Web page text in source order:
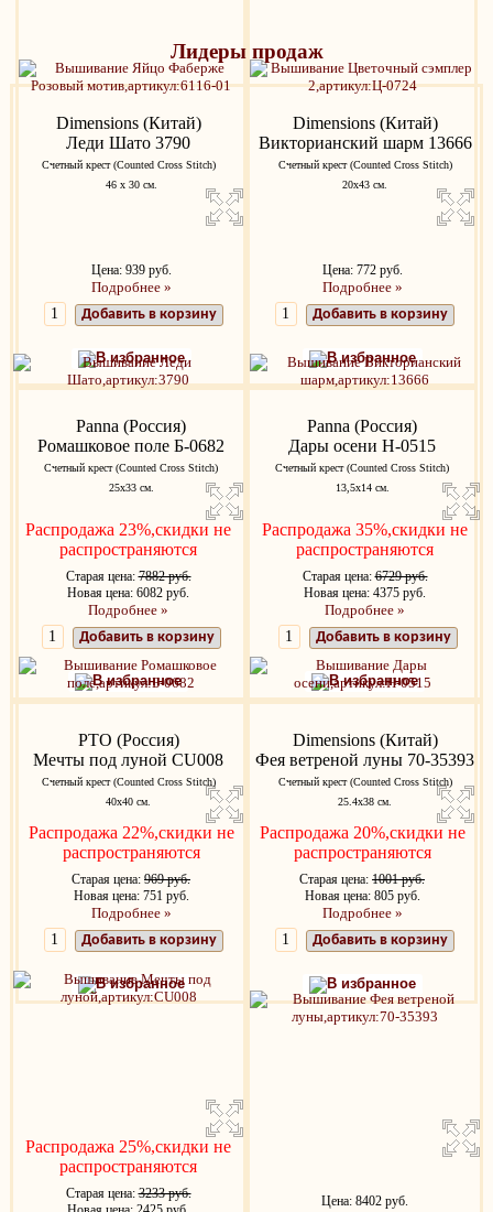
Цена: 939 руб.
Подробнее »
Добавить в корзину
В избранное
Цена: 772 руб.
Подробнее »
Добавить в корзину
В избранное
Panna (Россия)
Ромашковое поле Б-0682
Счетный крест (Counted Cross Stitch)
25х33 см.
Распродажа 22%,скидки не
распространяются
Старая цена: 969 руб.
Новая цена: 751 руб.
Подробнее »
Добавить в корзину
В избранное
Panna (Россия)
Дары осени Н-0515
Счетный крест (Counted Cross Stitch)
13,5х14 см.
Распродажа 20%,скидки не
распространяются
Старая цена: 1001 руб.
Новая цена: 805 руб.
Подробнее »
Добавить в корзину
В избранное
Лидеры продаж
Dimensions (Китай)
Леди Шато 3790
Счетный крест (Counted Cross Stitch)
46 х 30 см.
Распродажа 23%,скидки не
распространяются
Старая цена:7882 руб.
Новая цена: 6082 руб.
Подробнее »
Добавить в корзину
В избранное
Dimensions (Китай)
Викторианский шарм 13666
Счетный крест (Counted Cross Stitch)
20х43 см.
Распродажа 35%,скидки не
распространяются
Старая цена:6729 руб.
Новая цена: 4375 руб.
Подробнее »
Добавить в корзину
В избранное
РТО (Россия)
Мечты под луной CU008
Счетный крест (Counted Cross Stitch)
40х40 см.
Распродажа 25%,скидки не
распространяются
Старая цена:3233 руб.
Dimensions (Китай)
Фея ветреной луны 70-35393
Счетный крест (Counted Cross Stitch)
25.4х38 см.
Цена: 8402 руб.